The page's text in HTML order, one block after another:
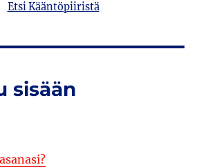
Etsi Kääntöpiiristä
sisään